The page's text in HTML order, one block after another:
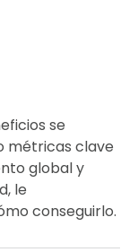
se
métricas clave
global y
le
conseguirlo.